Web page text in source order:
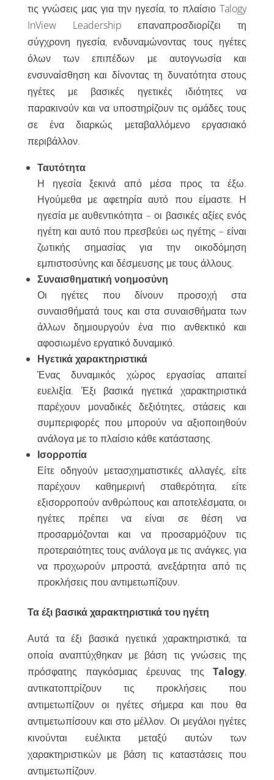
τις γνώσεις μας για την ηγεσία, το πλαίσιο Talogy
InView Leadership επαναπροσδιορίζει τη
σύγχρονη ηγεσία, ενδυναμώνοντας τους ηγέτες
όλων των επιπέδων με αυτογνωσία και
ενσυναίσθηση και δίνοντας τη δυνατότητα στους
ηγέτες με βασικές ηγετικές ιδιότητες να
παρακινούν και να υποστηρίζουν τις ομάδες τους
σε ένα διαρκώς μεταβαλλόμενο εργασιακό
περιβάλλον.
Ταυτότητα
Η ηγεσία ξεκινά από μέσα προς τα έξω.
Ηγούμεθα με αφετηρία αυτό που είμαστε. Η
ηγεσία με αυθεντικότητα – οι βασικές αξίες ενός
ηγέτη και αυτό που πρεσβεύει ως ηγέτης – είναι
ζωτικής σημασίας για την οικοδόμηση
εμπιστοσύνης και δέσμευσης με τους άλλους.
Συναισθηματική νοημοσύνη
Οι ηγέτες που δίνουν προσοχή στα
συναισθήματά τους και στα συναισθήματα των
άλλων δημιουργούν ένα πιο ανθεκτικό και
αφοσιωμένο εργατικό δυναμικό.
Ηγετικά χαρακτηριστικά
Ένας δυναμικός χώρος εργασίας απαιτεί
ευελιξία. Έξι βασικά ηγετικά χαρακτηριστικά
παρέχουν μοναδικές δεξιότητες, στάσεις και
συμπεριφορές που μπορούν να αξιοποιηθούν
ανάλογα με το πλαίσιο κάθε κατάστασης.
Ισορροπία
Είτε οδηγούν μετασχηματιστικές αλλαγές, είτε
παρέχουν καθημερινή σταθερότητα, είτε
εξισορροπούν ανθρώπους και αποτελέσματα, οι
ηγέτες πρέπει να είναι σε θέση να
προσαρμόζονται και να προσαρμόζουν τις
προτεραιότητες τους ανάλογα με τις ανάγκες, για
να προχωρούν μπροστά, ανεξάρτητα από τις
προκλήσεις που αντιμετωπίζουν.
Τα έξι βασικά χαρακτηριστικά του ηγέτη
Αυτά τα έξι βασικά ηγετικά χαρακτηριστικά, τα
οποία αναπτύχθηκαν με βάση τις γνώσεις της
πρόσφατης παγκόσμιας έρευνας τηςTalogy,
αντικατοπτρίζουν τις προκλήσεις που
αντιμετωπίζουν οι ηγέτες σήμερα και που θα
αντιμετωπίσουν και στο μέλλον. Οι μεγάλοι ηγέτες
κινούνται ευέλικτα μεταξύ αυτών των
χαρακτηριστικών με βάση τις καταστάσεις που
αντιμετωπίζουν.